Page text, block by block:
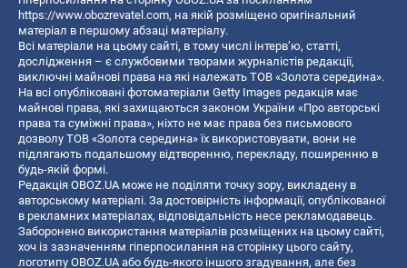
https://www.obozrevatel.com, на якій розміщено оригінальний
матеріал в першому абзаці матеріалу.
Всі матеріали на цьому сайті, в тому числі інтерв’ю, статті,
дослідження – є службовими творами журналістів редакції,
виключні майнові права на які належать ТОВ «Золота середина».
На всі опубліковані фотоматеріали Getty Images редакція має
майнові права, які захищаються законом України «Про авторські
права та суміжні права», ніхто не має права без письмового
дозволу ТОВ «Золота середина» їх використовувати, вони не
підлягають подальшому відтворенню, перекладу, поширенню в
будь-якій формі.
Редакція OBOZ.UA може не поділяти точку зору, викладену в
авторському матеріалі. За достовірність інформації, опублікованої
в рекламних матеріалах, відповідальність несе рекламодавець.
Заборонено використання матеріалів розміщених на цьому сайті,
хоч із зазначенням гіперпосилання на сторінку цього сайту,
логотипу OBOZ.UA або будь-якого іншого згадування, але без